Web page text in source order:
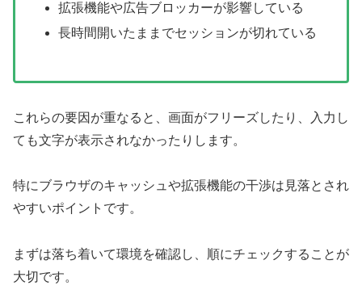
拡張機能や広告ブロッカーが影響している
長時間開いたままでセッションが切れている
これらの要因が重なると、画面がフリーズしたり、入力し
ても文字が表示されなかったりします。
特にブラウザのキャッシュや拡張機能の干渉は見落とされ
やすいポイントです。
まずは落ち着いて環境を確認し、順にチェックすることが
大切です。